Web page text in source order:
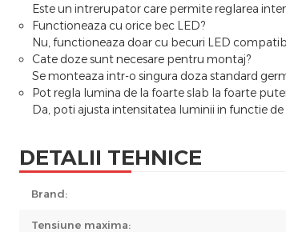
Este un intrerupator care permite reglarea
Functioneaza cu orice bec LED?
Nu, functioneaza doar cu becuri LED
Cate doze sunt necesare pentru montaj?
Se monteaza intr-o singura doza standard
Pot regla lumina de la foarte slab la foarte
Da, poti ajusta intensitatea luminii in functie
DETALII TEHNICE
Brand:
Tensiune maxima: